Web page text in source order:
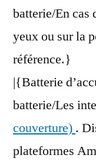
batterie/En cas
yeux ou sur la
référence.}
|{Batterie
batterie/Les
couverture) .
plateformes